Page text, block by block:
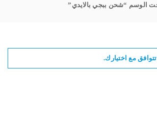
الوسم “شحن ببجي بالايدي”
مع اختيارك.